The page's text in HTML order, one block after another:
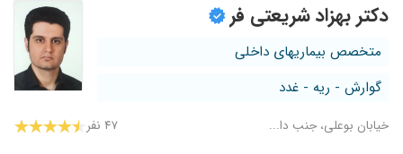
دکتر بهزاد شریعتی فر
متخصص بیماریهای داخلی
گوارش - ریه - غدد
خیابان بوعلی، جنب دا... ۴۷ نفر